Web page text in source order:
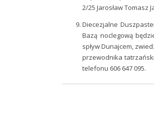
2/25 Jarosław Tomasz
Diecezjalne
Bazą noclegową
spływ Dunajcem,
przewodnika
telefonu 606 647 095.